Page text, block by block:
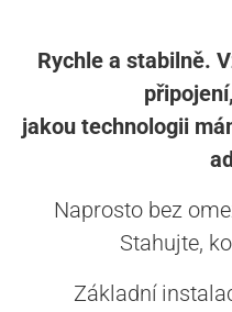
Rychle a stabilně.
jakou technologii
Naprosto bez
Stahujte,
Základní